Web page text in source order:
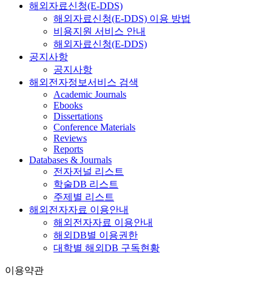
해외자료신청(E-DDS)
해외자료신청(E-DDS) 이용 방법
비용지원 서비스 안내
해외자료신청(E-DDS)
공지사항
공지사항
해외전자정보서비스 검색
Academic Journals
Ebooks
Dissertations
Conference Materials
Reviews
Reports
Databases & Journals
전자저널 리스트
학술DB 리스트
주제별 리스트
해외전자자료 이용안내
해외전자자료 이용안내
해외DB별 이용권한
대학별 해외DB 구독현황
이용약관